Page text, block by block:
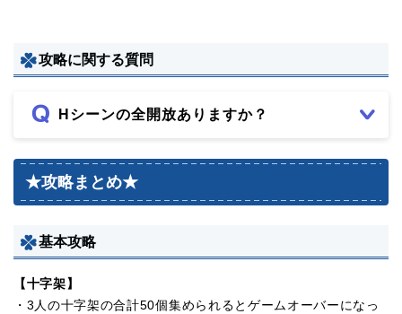
攻略に関する質問
Hシーンの全開放ありますか？
★攻略まとめ★
基本攻略
【十字架】
・3人の十字架の合計50個集められるとゲームオーバーになっ